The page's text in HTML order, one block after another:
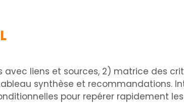
avec liens et sources, 2) matrice des
synthèse et recommandations.
pour repérer rapidement